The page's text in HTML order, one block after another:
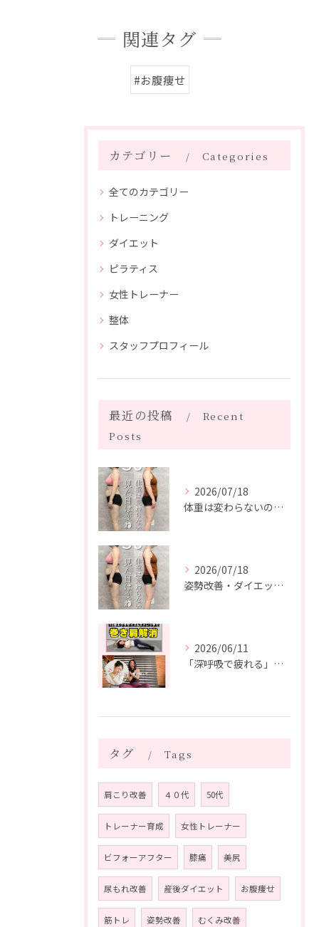
関連タグ
#お腹痩せ
カテゴリー Categories
全てのカテゴリー
トレーニング
ダイエット
ピラティス
女性トレーナー
整体
スタッフプロフィール
最近の投稿
Recent
Posts
2026/07/18
体重は変わらないのに、見た目は変わった。
2026/07/18
姿勢改善・ダイエット・ピラティス【５０代・M様】
2026/06/11
「深呼吸で疲れる」の、実は普通じゃありません。
タグ Tags
肩こり改善 ４０代 50代
トレーナー育成 女性トレーナー
ビフォーアフター 膝痛 美尻
尿もれ改善 産後ダイエット お腹痩せ
筋トレ 姿勢改善 むくみ改善